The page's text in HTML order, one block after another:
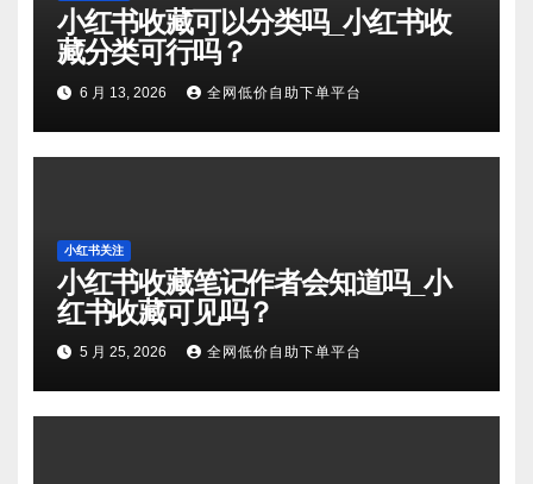
小红书收藏可以分类吗_小红书收
藏分类可行吗？
6 月 13, 2026 全网低价自助下单平台
小红书关注
小红书收藏笔记作者会知道吗_小
红书收藏可见吗？
5 月 25, 2026 全网低价自助下单平台